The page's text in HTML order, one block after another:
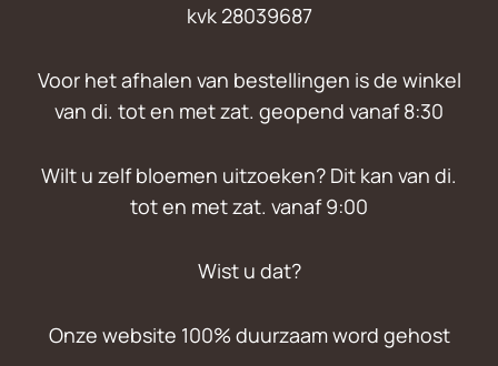
kvk 28039687
Voor het afhalen van bestellingen is de winkel
van di. tot en met zat. geopend vanaf 8:30
Wilt u zelf bloemen uitzoeken? Dit kan van di.
tot en met zat. vanaf 9:00
Wist u dat?
Onze website 100% duurzaam word gehost